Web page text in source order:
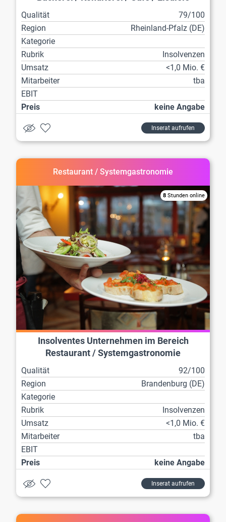
Qualität
79/100
Region
Rheinland-Pfalz (DE)
Kategorie
Rubrik
Insolvenzen
Umsatz
<1,0 Mio. €
Mitarbeiter
tba
EBIT
Preis
keine Angabe
Inserat aufrufen
Restaurant / Systemgastronomie
8 Stunden online
Insolventes Unternehmen im Bereich
Restaurant / Systemgastronomie
Qualität
92/100
Region
Brandenburg (DE)
Kategorie
Rubrik
Insolvenzen
Umsatz
<1,0 Mio. €
Mitarbeiter
tba
EBIT
Preis
keine Angabe
Inserat aufrufen